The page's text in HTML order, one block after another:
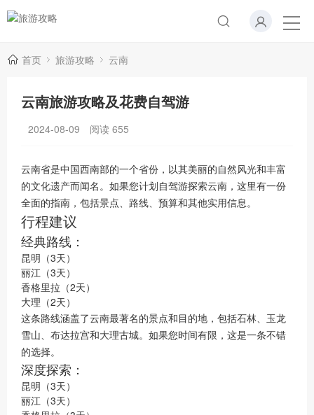
首页 旅游攻略 云南
云南旅游攻略及花费自驾游
2024-08-09 阅读 655
云南省是中国西南部的一个省份，以其美丽的自然风光和丰富
的文化遗产而闻名。如果您计划自驾游探索云南，这里有一份
全面的指南，包括景点、路线、预算和其他实用信息。
行程建议
经典路线：
昆明（3天）
丽江（3天）
香格里拉（2天）
大理（2天）
这条路线涵盖了云南最著名的景点和目的地，包括石林、玉龙
雪山、布达拉宫和大理古城。如果您时间有限，这是一条不错
的选择。
深度探索：
昆明（3天）
丽江（3天）